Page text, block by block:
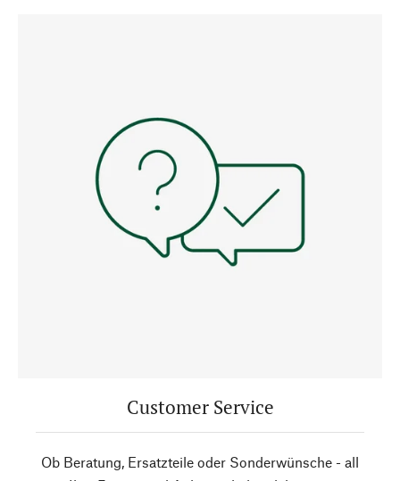
Customer Service
Ob Beratung, Ersatzteile oder Sonderwünsche - all